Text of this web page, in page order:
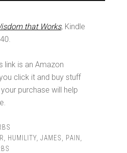
that Works, Kindle
link is an Amazon
click it and buy stuff
purchase will help
HUMILITY, JAMES PAIN